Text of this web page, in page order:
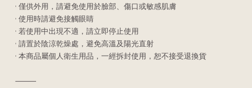
• 僅供外用，請避免使用於臉部、傷口或敏感肌膚
• 使用時請避免接觸眼睛
• 若使用中出現不適，請立即停止使用
• 請置於陰涼乾燥處，避免高溫及陽光直射
• 本商品屬個人衛生用品，一經拆封使用，恕不接受退換貨
⸻